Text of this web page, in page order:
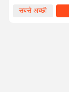
सबसे अच्छी